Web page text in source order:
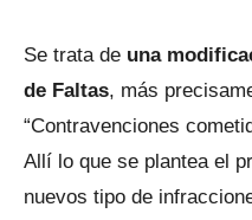
Se trata de una
de Faltas, más
“Contravenciones
Allí lo que se plantea el
nuevos tipo de